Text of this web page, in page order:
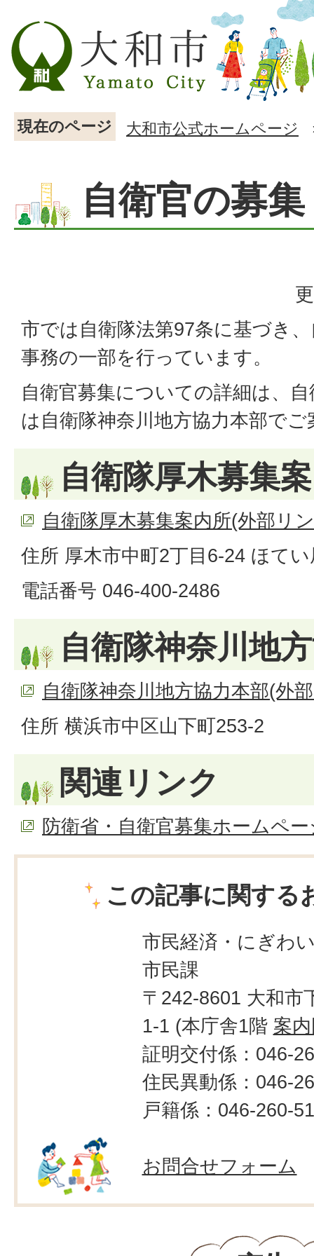
現在のページ 大和市公式ホームページ
自衛官の募集
市では自衛隊法第97条に基づき
事務の一部を行っています。
自衛官募集についての詳細は、
は自衛隊神奈川地方協力本部で
自衛隊厚木募集
自衛隊厚木募集案内所(外部リ
住所 厚木市中町2丁目6-24 ほて
電話番号 046-400-2486
自衛隊神奈川地
自衛隊神奈川地方協力本部(外
住所 横浜市中区山下町253-2
関連リンク
防衛省・自衛官募集ホームペ
この記事に関する
市民経済・にぎわ
市民課
〒242-8601 大和市
1-1 (本庁舎1階 案
証明交付係：046-
住民異動係：046-
戸籍係：046-260-
お問合せフォーム